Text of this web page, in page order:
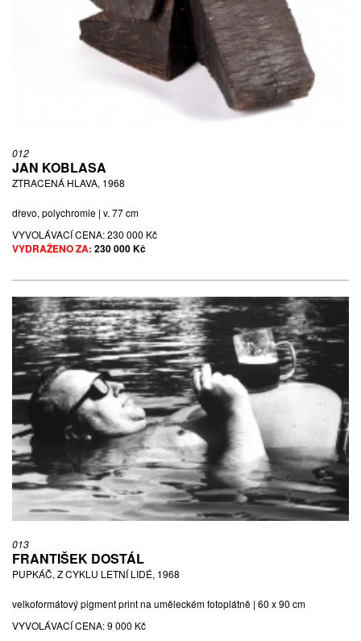
012
JAN KOBLASA
ZTRACENÁ HLAVA, 1968
dřevo, polychromie | v. 77 cm
VYVOLÁVACÍ CENA:230 000 Kč
VYDRAŽENO ZA: 230 000 Kč
013
FRANTIŠEK DOSTÁL
PUPKÁČ, Z CYKLU LETNÍ LIDÉ, 1968
velkoformátový pigment print na uměleckém fotoplátně | 60 x 90 cm
VYVOLÁVACÍ CENA:9 000 Kč